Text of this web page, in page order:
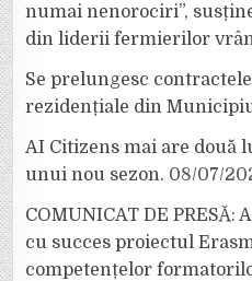
numai nenorociri”,
din liderii fermierilor
Se prelungesc
rezidențiale din
AI Citizens mai are două
unui nou sezon. 08/07/
COMUNICAT DE PRESĂ:
cu succes proiectul
competențelor